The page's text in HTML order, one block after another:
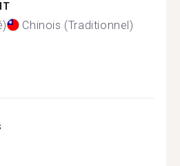
Chinois (Traditionnel)